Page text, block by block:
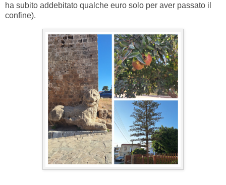
ha subito addebitato qualche euro solo per aver passato il
confine).